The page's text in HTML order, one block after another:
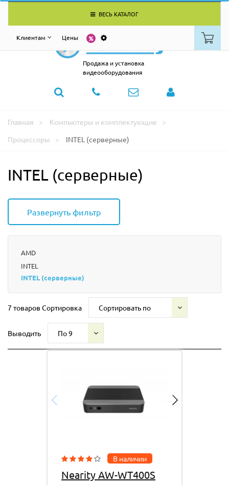
ВЕСЬ КАТАЛОГ
Клиентам Цены
Продажа и установка
видеооборудования
Главная
Компьютеры и комплектующие
Процессоры
INTEL (серверные)
INTEL (серверные)
Развернуть фильтр
AMD
INTEL
INTEL (серверные)
7 товаров Сортировка Сортировать по
Выводить По 9
В наличии
Nearity AW-WT400S